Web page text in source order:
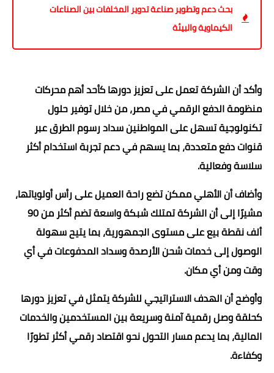
بحث دعم وتطوير صناعة تدوير المخلفات بين الصناعات
الكيماوية والبيئة
وأكد أن الشركة تعمل على تعزيز دورها كأحد أهم محركات
منظومة الدفع الرقمي في مصر، من خلال توفير حلول
تكنولوجية تسهل على المواطنين سداد رسوم الطرق عبر
قنوات دفع متعددة، بما يسهم في دعم تجربة استخدام أكثر
سلاسة وفعالية.
وأضاف أن الأهلي ممكن تضع راحة العميل على رأس أولوياتها،
مشيرًا إلى أن الشركة تمتلك شبكة واسعة تضم أكثر من 90
ألف نقطة بيع على مستوى الجمهورية، بما يتيح سهولة
الوصول إلى خدمات شحن الأرصدة وسداد المدفوعات في أي
وقت ومن أي مكان.
وأوضح أن الهدف الاستراتيجي للشركة يتمثل في تعزيز دورها
كحلقة وصل رقمية آمنة وسريعة بين المستخدمين والخدمات
المالية، بما يدعم مسار التحول نحو اقتصاد رقمي أكثر تطورًا
وكفاءة.